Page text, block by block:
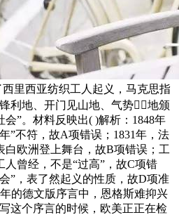
西里西亚纺织工人起义，马克思指
利地、开门见山地、气势地颁
”。材料反映出( )解析：1848年
”不符，故A项错误；1831年，法
白欧洲登上舞台，故B项错误；工
人曾经，不是“过高”，故C项错
”，表了然起义的性质，故D项准
的德文版序言中，恩格斯难抑兴
这个序言的时候，欧美正正在检